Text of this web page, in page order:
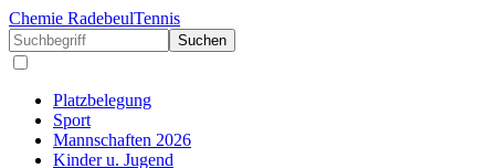
Chemie RadebeulTennis
Suchen
Platzbelegung
Sport
Mannschaften 2026
Kinder u. Jugend